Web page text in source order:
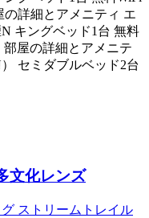
詳細とアメニティ エ
キングベッド1台 無料
屋の詳細とアメニテ
セミダブルベッド2台
文化レンズ
ストリームトレイル